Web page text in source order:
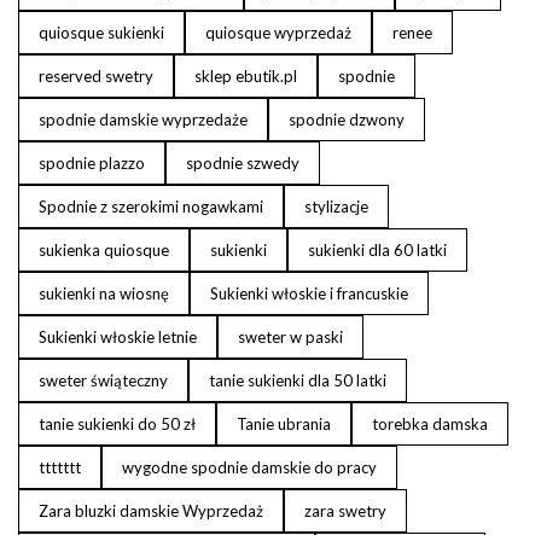
quiosque sukienki quiosque wyprzedaż renee
reserved swetry sklep ebutik.pl spodnie
spodnie damskie wyprzedaże spodnie dzwony
spodnie plazzo spodnie szwedy
Spodnie z szerokimi nogawkami stylizacje
sukienka quiosque sukienki sukienki dla 60 latki
sukienki na wiosnę Sukienki włoskie i francuskie
Sukienki włoskie letnie sweter w paski
sweter świąteczny tanie sukienki dla 50 latki
tanie sukienki do 50 zł Tanie ubrania torebka damska
ttttttt wygodne spodnie damskie do pracy
Zara bluzki damskie Wyprzedaż zara swetry